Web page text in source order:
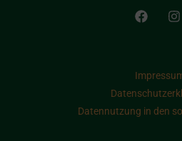
Datennutzung in den